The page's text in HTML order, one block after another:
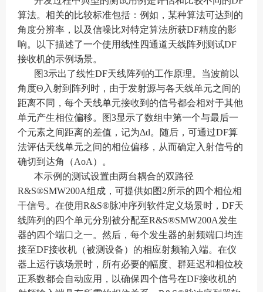
算法。相关的比较标准包括：例如，某种算法可达到的
角度分辨率，以及信噪比对特定算法所获DF精度的影
响。以下描述了一个使用线性四通道天线阵列测试DF
接收机的示例场景。
图3示出了线性DF天线阵列的工作原理。当波前以
角度Θ入射到阵列时，由于发射源与各天线单元之间的
距离不同，每个天线单元接收到的信号都会相对于其他
单元产生相位偏移。图3显示了数组中第一个与最后一
个元素之间距离的差值，记为Δd。随后，可通过DF算
法评估天线单元之间的相位偏移，从而确定入射信号的
确切到达角（AoA）。
本示例的测试设置由两台耦合的双路径
R&S®SMW200A组成，可提供如图2所示的四个相位相
干信号。在使用R&S®脉冲序列软件定义场景时，DF天
线阵列的四个单元分别被分配至R&S®SMW200A发生
器的四个端口之一。然后，每个发生器的射频端口均连
接至DF接收机（被测设备）的相应射频输入端。在仪
器上运行该场景时，所有必要的幅度、群延迟和相位校
正系数都会自动应用，以确保四个信号在DF接收机的